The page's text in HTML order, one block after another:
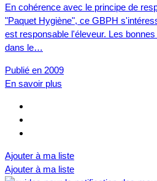
En cohérence avec le principe de
"Paquet Hygiène", ce GBPH
est responsable l'éleveur. Les
dans le…
Publié en 2009
En savoir plus
Ajouter à ma liste
Ajouter à ma liste